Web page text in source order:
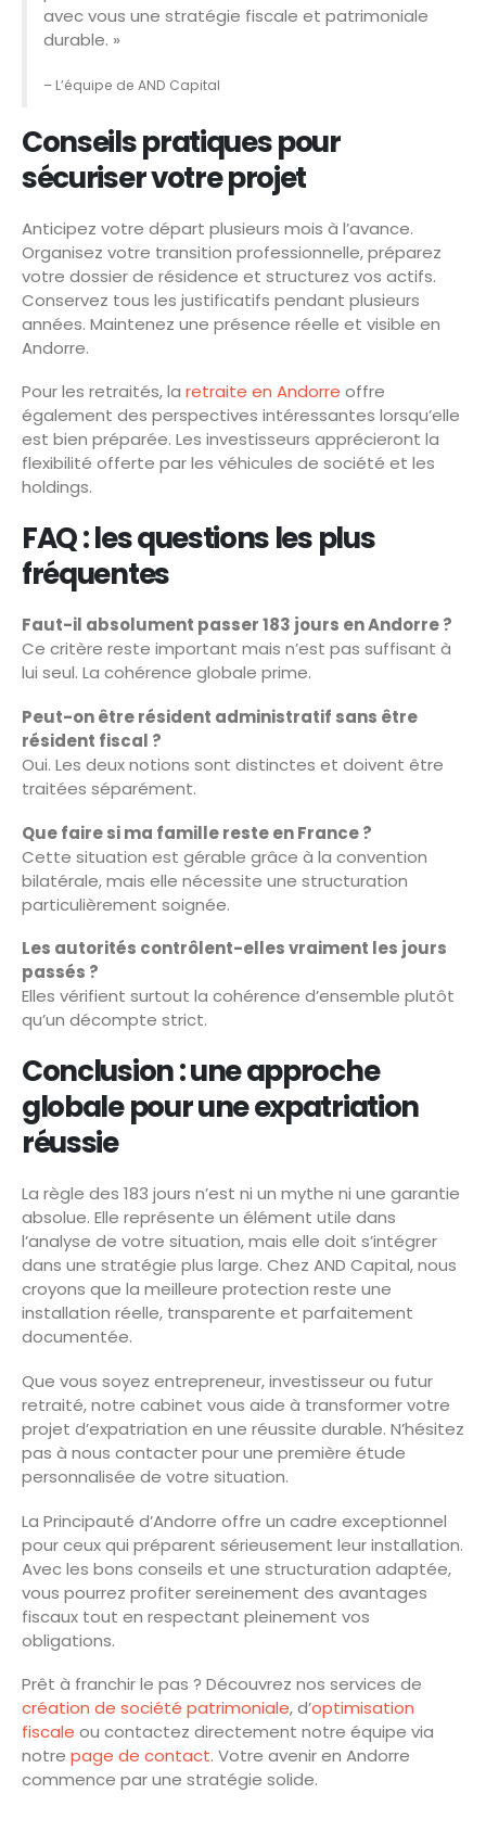
avec vous une stratégie fiscale et patrimoniale
durable. »
– L’équipe de AND Capital
Conseils pratiques pour
sécuriser votre projet
Anticipez votre départ plusieurs mois à l’avance.
Organisez votre transition professionnelle, préparez
votre dossier de résidence et structurez vos actifs.
Conservez tous les justificatifs pendant plusieurs
années. Maintenez une présence réelle et visible en
Andorre.
Pour les retraités, la retraite en Andorre offre
également des perspectives intéressantes lorsqu’elle
est bien préparée. Les investisseurs apprécieront la
flexibilité offerte par les véhicules de société et les
holdings.
FAQ : les questions les plus
fréquentes
Faut-il absolument passer 183 jours en Andorre ?
Ce critère reste important mais n’est pas suffisant à
lui seul. La cohérence globale prime.
Peut-on être résident administratif sans être
résident fiscal ?
Oui. Les deux notions sont distinctes et doivent être
traitées séparément.
Que faire si ma famille reste en France ?
Cette situation est gérable grâce à la convention
bilatérale, mais elle nécessite une structuration
particulièrement soignée.
Les autorités contrôlent-elles vraiment les jours
passés ?
Elles vérifient surtout la cohérence d’ensemble plutôt
qu’un décompte strict.
Conclusion : une approche
globale pour une expatriation
réussie
La règle des 183 jours n’est ni un mythe ni une garantie
absolue. Elle représente un élément utile dans
l’analyse de votre situation, mais elle doit s’intégrer
dans une stratégie plus large. Chez AND Capital, nous
croyons que la meilleure protection reste une
installation réelle, transparente et parfaitement
documentée.
Que vous soyez entrepreneur, investisseur ou futur
retraité, notre cabinet vous aide à transformer votre
projet d’expatriation en une réussite durable. N’hésitez
pas à nous contacter pour une première étude
personnalisée de votre situation.
La Principauté d’Andorre offre un cadre exceptionnel
pour ceux qui préparent sérieusement leur installation.
Avec les bons conseils et une structuration adaptée,
vous pourrez profiter sereinement des avantages
fiscaux tout en respectant pleinement vos
obligations.
Prêt à franchir le pas ? Découvrez nos services de
création de société patrimoniale, d’optimisation
fiscale ou contactez directement notre équipe via
notre page de contact. Votre avenir en Andorre
commence par une stratégie solide.